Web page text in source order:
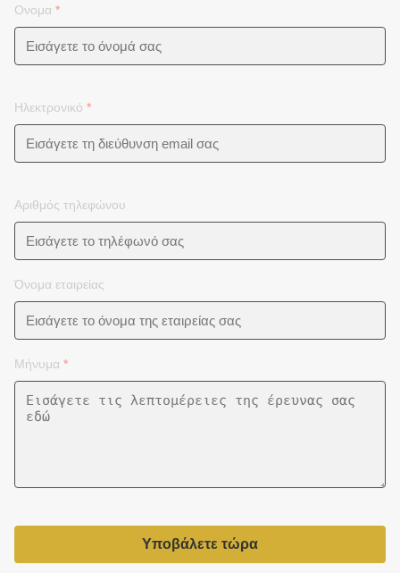
Ονομα *
Ηλεκτρονικό *
Αριθμός τηλεφώνου
Όνομα εταιρείας
Μήνυμα *
Υποβάλετε τώρα